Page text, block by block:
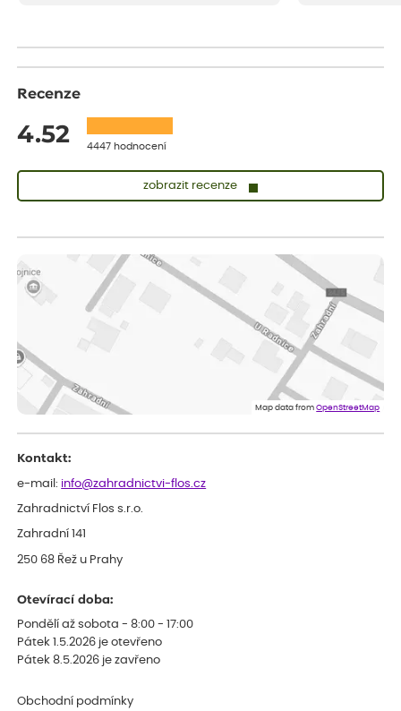
Recenze
4.52 4447 hodnocení
zobrazit recenze
vše v naprostém pořádku
ověřený nákup dnes
Jana
Flos je nejlepší &#129321;
Map data fromOpenStreetMap
Kontakt:
e-mail: info@zahradnictvi-flos.cz
Zahradnictví Flos s.r.o.
Zahradní 141
250 68 Řež u Prahy
Otevírací doba:
Pondělí až sobota - 8:00 - 17:00
Pátek 1.5.2026 je otevřeno
Pátek 8.5.2026 je zavřeno
Obchodní podmínky